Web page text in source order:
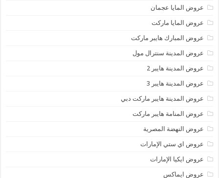
عروض المايا عجمان
عروض المايا ماركت
عروض المبارك هايبر ماركت
عروض المدينة سنترال مول
عروض المدينة هايبر 2
عروض المدينة هايبر 3
عروض المدينة هايبر ماركت دبي
عروض المنامة هايبر ماركت
عروض النهضة المصرية
عروض اي ستي الإمارات
عروض ايكيا الإمارات
عروض ايماكس